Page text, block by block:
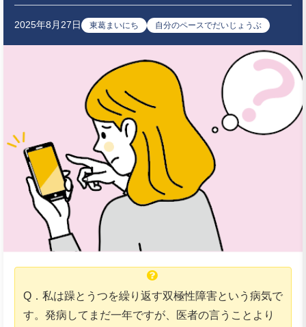
2025年8月27日 東葛まいにち 自分のペースでだいじょうぶ
Q．私は躁とうつを繰り返す双極性障害という病気で
す。発病してまだ一年ですが、医者の言うことより